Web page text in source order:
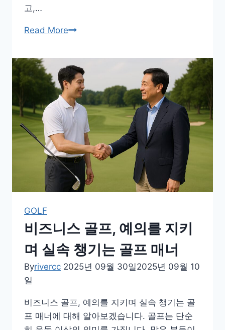
고,…
Read More은
후
골
프
열
풍,
삶
을
다
시
채
워
힘
GOLF
비즈니스 골프, 예의를 지키
며 실속 챙기는 골프 매너
Byrivercc 2025년 09월 30일2025년 09월 10
일
비즈니스 골프, 예의를 지키며 실속 챙기는 골
프 매너에 대해 알아보겠습니다. 골프는 단순